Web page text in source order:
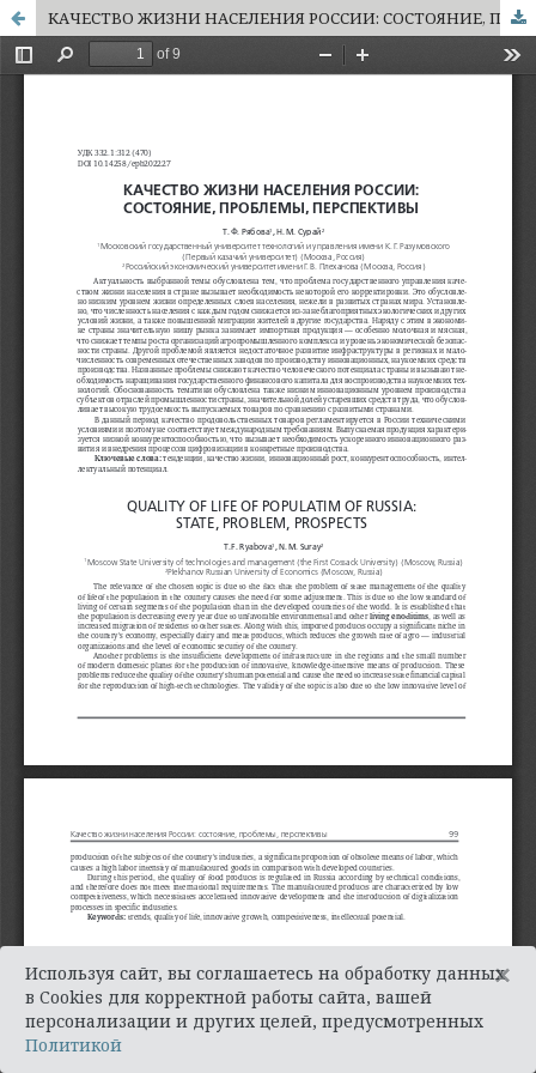
КАЧЕСТВО ЖИЗНИ НАСЕЛЕНИЯ РОССИИ: СОСТОЯНИЕ, ПРОБЛЕМЫ, ПЕРСПЕКТИВЫ
Используя сайт, вы соглашаетесь на обработку данных
в Cookies для корректной работы сайта, вашей
персонализации и других целей, предусмотренных
Политикой
×